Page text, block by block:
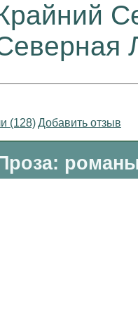
(128)Добавить отзыв